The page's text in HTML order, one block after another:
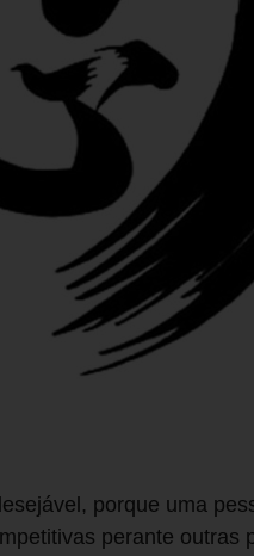
porque uma
perante outras